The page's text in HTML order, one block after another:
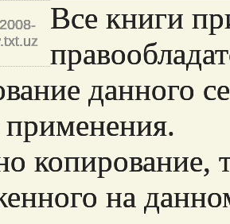
Все книги
данного
применения.
копирование,
на